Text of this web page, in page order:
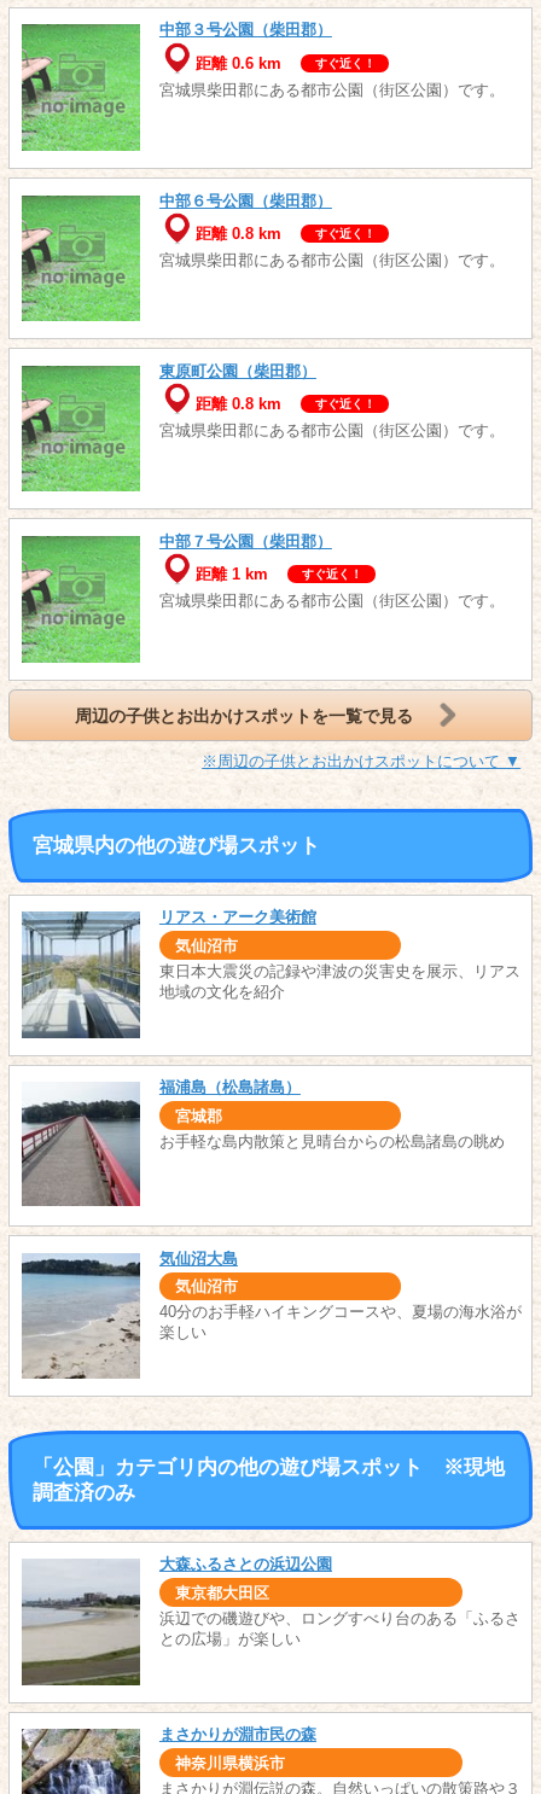
中部３号公園（柴田郡）
距離 0.6 km
すぐ近く！
宮城県柴田郡にある都市公園（街区公園）です。
中部６号公園（柴田郡）
距離 0.8 km
すぐ近く！
宮城県柴田郡にある都市公園（街区公園）です。
東原町公園（柴田郡）
距離 0.8 km
すぐ近く！
宮城県柴田郡にある都市公園（街区公園）です。
中部７号公園（柴田郡）
距離 1 km
すぐ近く！
宮城県柴田郡にある都市公園（街区公園）です。
周辺の子供とお出かけスポットを一覧で見る
※周辺の子供とお出かけスポットについて ▼
宮城県内の他の遊び場スポット
リアス・アーク美術館
気仙沼市
東日本大震災の記録や津波の災害史を展示、リアス
地域の文化を紹介
福浦島（松島諸島）
宮城郡
お手軽な島内散策と見晴台からの松島諸島の眺め
気仙沼大島
気仙沼市
40分のお手軽ハイキングコースや、夏場の海水浴が
楽しい
「公園」カテゴリ内の他の遊び場スポット ※現地
調査済のみ
大森ふるさとの浜辺公園
東京都大田区
浜辺での磯遊びや、ロングすべり台のある「ふるさ
との広場」が楽しい
まさかりが淵市民の森
神奈川県横浜市
まさかりが淵伝説の森。自然いっぱいの散策路や３